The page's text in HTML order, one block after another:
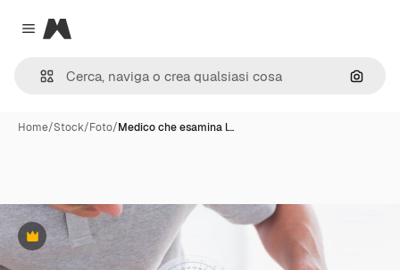
Close menu
Magnific
Cerca
Home/Stock/Foto/Medico che esamina l…
Premium